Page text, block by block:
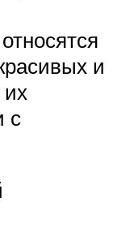
и
с